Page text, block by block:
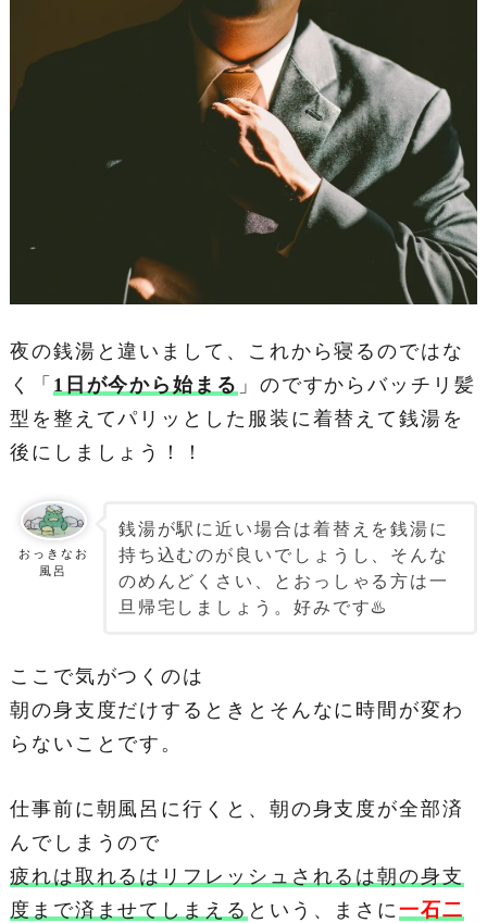
夜の銭湯と違いまして、これから寝るのではな
く「 1日が今から始まる 」のですからバッチリ髪
型を整えてパリッとした服装に着替えて銭湯を
後にしましょう！！
おっきなお
風呂
銭湯が駅に近い場合は着替えを銭湯に
持ち込むのが良いでしょうし、そんな
のめんどくさい、とおっしゃる方は一
旦帰宅しましょう。好みです♨️
ここで気がつくのは
朝の身支度だけするときとそんなに時間が変わ
らないことです。
仕事前に朝風呂に行くと、朝の身支度が全部済
んでしまうので
疲れは取れるはリフレッシュされるは朝の身支
度まで済ませてしまえる という、まさに一石二